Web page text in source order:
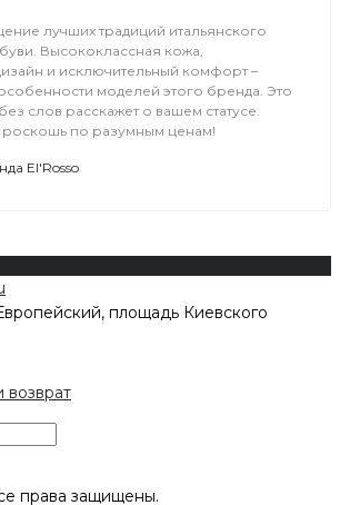
лучших традиций итальянского
Высококлассная кожа,
и исключительный комфорт –
моделей этого бренда. Это
слов расскажет о вашем статусе.
роскошь по разумным ценам!
El'Rosso
площадь Киевского
возврат
права защищены.